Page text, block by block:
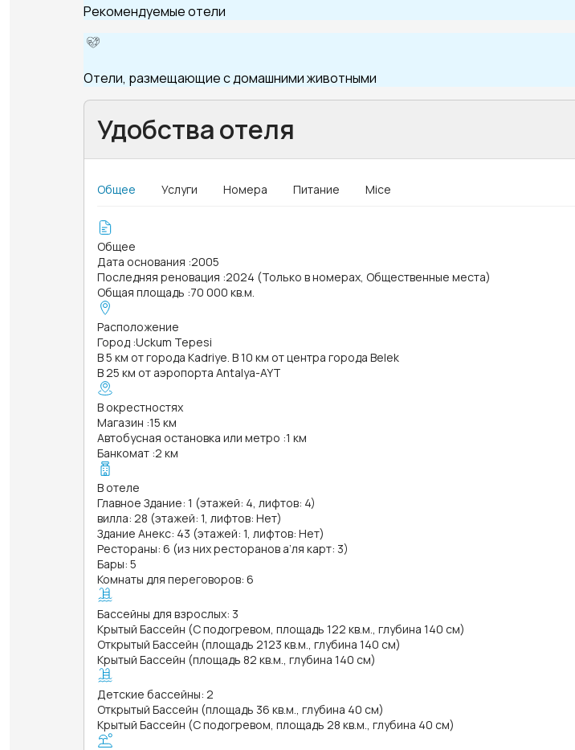
Рекомендуемые отели
Отели, размещающие с домашними животными
Удобства отеля
Общее Услуги Номера Питание Mice
Общее
Дата основания :2005
Последняя реновация :2024 (Только в номерах, Общественные места)
Общая площадь :70 000 кв.м.
Расположение
Город :Uckum Tepesi
В 5 км от города Kadriye. В 10 км от центра города Belek
В 25 км от аэропорта Antalya-AYT
В окрестностях
Магазин :15 км
Автобусная остановка или метро :1 км
Банкомат :2 км
В отеле
Главное Здание: 1 (этажей: 4, лифтов: 4)
вилла: 28 (этажей: 1, лифтов: Нет)
Здание Анекс: 43 (этажей: 1, лифтов: Нет)
Рестораны: 6 (из них ресторанов а’ля карт: 3)
Бары: 5
Комнаты для переговоров: 6
Бассейны для взрослых: 3
Крытый Бассейн (С подогревом, площадь 122 кв.м., глубина 140 см)
Открытый Бассейн (площадь 2123 кв.м., глубина 140 см)
Крытый Бассейн (площадь 82 кв.м., глубина 140 см)
Детские бассейны: 2
Открытый Бассейн (площадь 36 кв.м., глубина 40 см)
Крытый Бассейн (С подогревом, площадь 28 кв.м., глубина 40 см)